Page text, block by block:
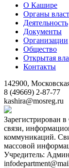
О Кашире
Органы
Деятельность
Документы
Организации
Общество
Открытая
Контакты
142900,
8 (49669) 2-87-77
kashira@mosreg.ru
Зарегистрирован
связи,
коммуникаций.
массовой
Учредитель: